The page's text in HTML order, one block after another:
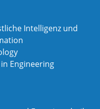
Intelligenz und
Engineering